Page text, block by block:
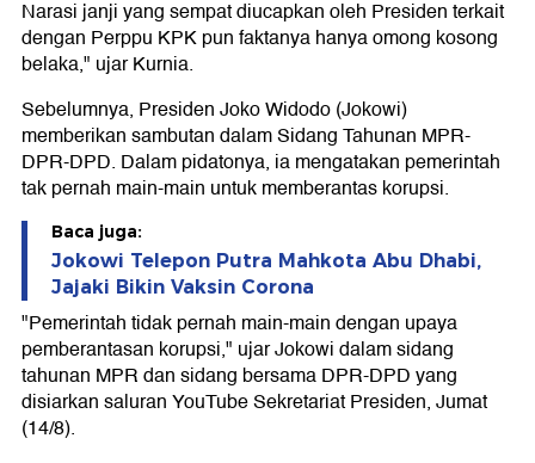
Narasi janji yang sempat diucapkan oleh Presiden terkait
dengan Perppu KPK pun faktanya hanya omong kosong
belaka," ujar Kurnia.
Sebelumnya, Presiden Joko Widodo (Jokowi)
memberikan sambutan dalam Sidang Tahunan MPR-
DPR-DPD. Dalam pidatonya, ia mengatakan pemerintah
tak pernah main-main untuk memberantas korupsi.
Baca juga:
Jokowi Telepon Putra Mahkota Abu Dhabi,
Jajaki Bikin Vaksin Corona
"Pemerintah tidak pernah main-main dengan upaya
pemberantasan korupsi," ujar Jokowi dalam sidang
tahunan MPR dan sidang bersama DPR-DPD yang
disiarkan saluran YouTube Sekretariat Presiden, Jumat
(14/8).